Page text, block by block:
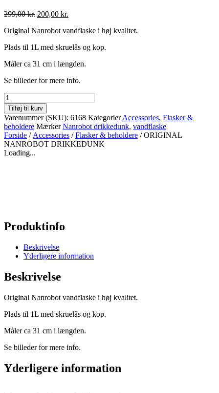
299,00kr. Den
pris
299,00 kr..
200,00 kr.
pris
200,00 kr..
Original Nanrobot vandflaske i høj kvalitet.
Plads til 1L med skruelås og kop.
Måler ca 31 cm i længden.
Se billeder for mere info.
ORIGINAL
NANROBOT
DRIKKEDUNK
antal
Tilføj til kurv
Varenummer (SKU): 6168 KategorierAccessories, Flasker &
beholdere Mærker Nanrobot drikkedunk, vandflaske
Forside /Accessories /Flasker & beholdere / ORIGINAL
NANROBOT DRIKKEDUNK
Loading...
Produktinfo
Beskrivelse
Yderligere information
Beskrivelse
Original Nanrobot vandflaske i høj kvalitet.
Plads til 1L med skruelås og kop.
Måler ca 31 cm i længden.
Se billeder for mere info.
Yderligere information